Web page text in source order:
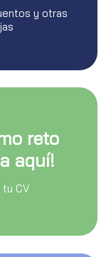
y otras
reto
aquí!
tu CV